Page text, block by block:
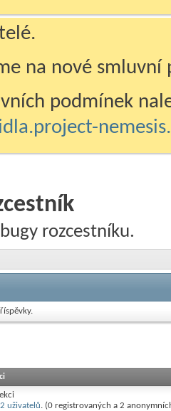
na nové smluvní
podmínek
rozcestníku.
2 uživatelů. (0 registrovaných a 2